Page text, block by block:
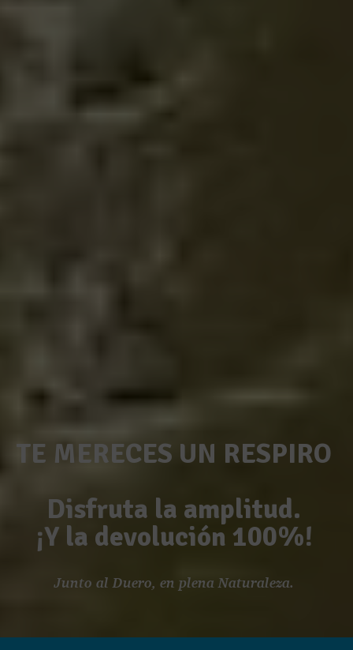
TE MERECES UN RESPIRO
Disfruta la amplitud.
¡Y la devolución 100%!
Junto al Duero, en plena Naturaleza.